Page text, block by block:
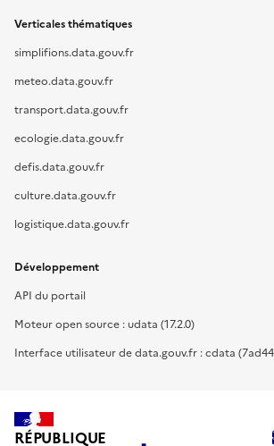
Verticales thématiques
simplifions.data.gouv.fr
meteo.data.gouv.fr
transport.data.gouv.fr
ecologie.data.gouv.fr
defis.data.gouv.fr
culture.data.gouv.fr
logistique.data.gouv.fr
Développement
API du portail
Moteur open source : udata (17.2.0)
Interface utilisateur de data.gouv.fr : cdata
RÉPUBLIQUE